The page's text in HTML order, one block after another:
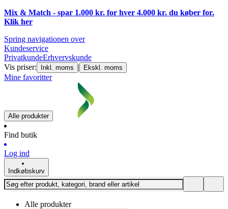
Mix & Match - spar 1.000 kr. for hver 4.000 kr. du køber for.
Klik her
Spring navigationen over
Kundeservice
PrivatkundeErhvervskunde
Vis priser:
Inkl. moms | Ekskl. moms
Mine favoritter
Alle produkter
Find butik
Log ind
Indkøbskurv
Alle produkter